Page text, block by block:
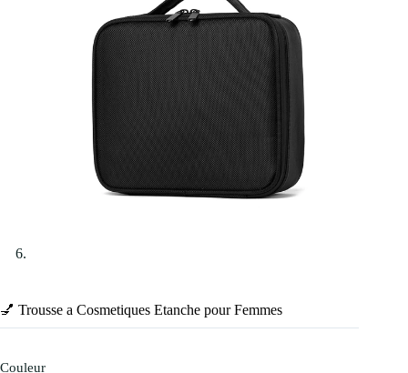
💅 Trousse a Cosmetiques Etanche pour Femmes
Couleur